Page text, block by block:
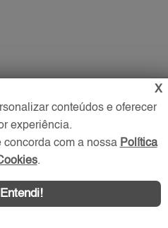
X
conteúdos e oferecer
experiência.
concorda com a nossa Política
.